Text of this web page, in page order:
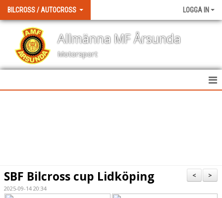
BILCROSS / AUTOCROSS LOGGA IN
Allmänna MF Årsunda
Motorsport
DOKUMENT
>
<
SBF Bilcross cup Lidköping
2025-09-14 20:34